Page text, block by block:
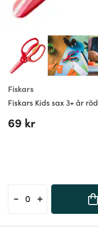
Fiskars
Fiskars Kids sax 3+ år röd
69 kr
- +